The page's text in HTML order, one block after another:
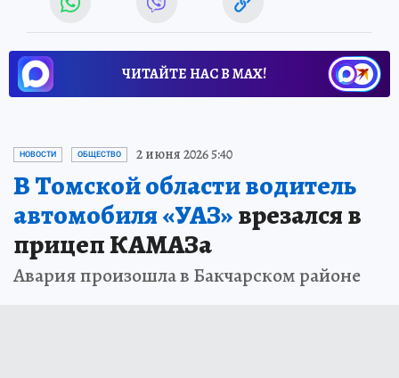
ЧИТАЙТЕ НАС В МАХ!
НОВОСТИ ОБЩЕСТВО 2 июня 2026 5:40
В Томской области водитель
автомобиля «УАЗ»врезался в
прицеп КАМАЗа
Авария произошла в Бакчарском районе